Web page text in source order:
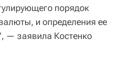
порядок
и определения ее
— заявила Костенко